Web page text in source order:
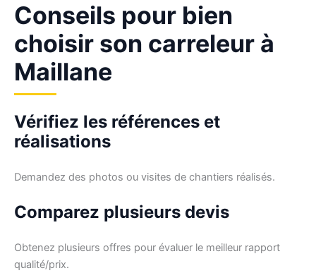
Conseils pour bien
choisir son carreleur à
Maillane
Vérifiez les références et
réalisations
Demandez des photos ou visites de chantiers réalisés.
Comparez plusieurs devis
Obtenez plusieurs offres pour évaluer le meilleur rapport
qualité/prix.